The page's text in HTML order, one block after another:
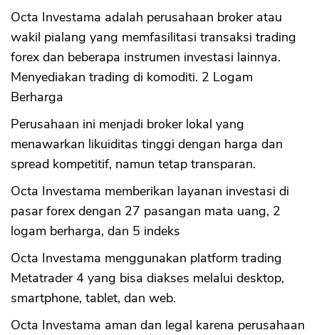
Octa Investama adalah perusahaan broker atau
wakil pialang yang memfasilitasi transaksi trading
forex dan beberapa instrumen investasi lainnya.
Menyediakan trading di komoditi. 2 Logam
Berharga
Perusahaan ini menjadi broker lokal yang
menawarkan likuiditas tinggi dengan harga dan
spread kompetitif, namun tetap transparan.
Octa Investama memberikan layanan investasi di
pasar forex dengan 27 pasangan mata uang, 2
logam berharga, dan 5 indeks
Octa Investama menggunakan platform trading
Metatrader 4 yang bisa diakses melalui desktop,
smartphone, tablet, dan web.
Octa Investama aman dan legal karena perusahaan